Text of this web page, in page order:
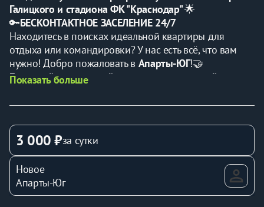
Галицкого и стадиона ФК "Краснодар" 🌟
🔑БЕСКОНТАКТНОЕ ЗАСЕЛЕНИЕ 24/7
Находитесь в поисках идеальной квартиры для
отдыха или командировки? У нас есть всё, что вам
нужно! Добро пожаловать в Апарты-ЮГ!🤝
Бронируйте прямо сейчас квартиру по самой
Прежде чем забронировать, пожалуйста,
———————————————————————————
🌟Почему стоит выбрать нашу квартиру?
🌿Один из лучших парков России — в шаговой
доступности
Японский сад , ландшафтный дизайн мирового
уровня , фонтаны и водные зоны , вечерняя
Показать больше
3 000 ₽за сутки
Новое
Апарты-Юг